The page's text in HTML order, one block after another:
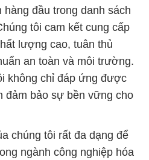
đầu trong danh sách
tôi cam kết cung cấp
lượng cao, tuân thủ
an toàn và môi trường.
không chỉ đáp ứng được
đảm bảo sự bền vững cho
chúng tôi rất đa dạng để
ngành công nghiệp hóa